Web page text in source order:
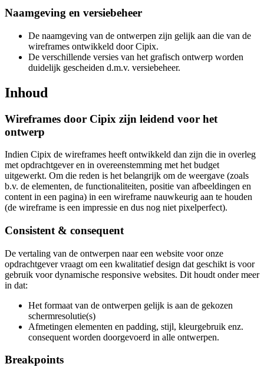
Naamgeving en versiebeheer
De naamgeving van de ontwerpen zijn gelijk aan die van de
wireframes ontwikkeld door Cipix.
De verschillende versies van het grafisch ontwerp worden
duidelijk gescheiden d.m.v. versiebeheer.
Inhoud
Wireframes door Cipix zijn leidend voor het
ontwerp
Indien Cipix de wireframes heeft ontwikkeld dan zijn die in overleg
met opdrachtgever en in overeenstemming met het budget
uitgewerkt. Om die reden is het belangrijk om de weergave (zoals
b.v. de elementen, de functionaliteiten, positie van afbeeldingen en
content in een pagina) in een wireframe nauwkeurig aan te houden
(de wireframe is een impressie en dus nog niet pixelperfect).
Consistent & consequent
De vertaling van de ontwerpen naar een website voor onze
opdrachtgever vraagt om een kwalitatief design dat geschikt is voor
gebruik voor dynamische responsive websites. Dit houdt onder meer
in dat:
Het formaat van de ontwerpen gelijk is aan de gekozen
schermresolutie(s)
Afmetingen elementen en padding, stijl, kleurgebruik enz.
consequent worden doorgevoerd in alle ontwerpen.
Breakpoints